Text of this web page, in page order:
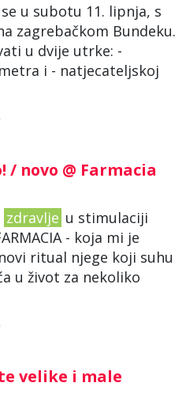
u subotu 11. lipnja, s
zagrebačkom Bundeku.
u dvije utrke: -
i - natjecateljskoj
/ novo @ Farmacia
zdravlje u stimulaciji
- koja mi je
ritual njege koji suhu
u život za nekoliko
velike i male